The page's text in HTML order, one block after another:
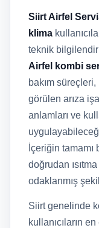
Siirt Airfel
klima
teknik
Airfel kombi
bakım
görülen arıza
anlamları ve
İçeriğin tamamı
doğrudan
odaklanmış
Siirt genelinde
kullanıcıların